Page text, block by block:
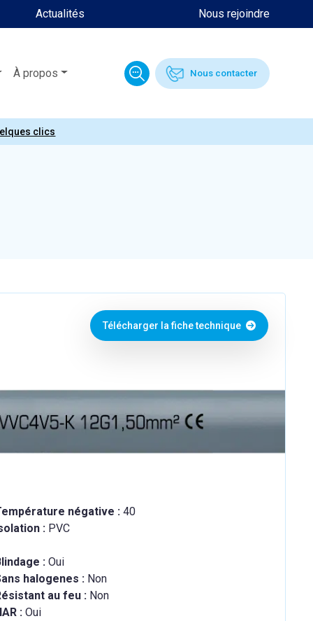
Nous rejoindre
Actualités
À propos Nous contacter
clics
Télécharger la fiche technique
négative :40
: PVC
:Oui
halogenes : Non
au feu : Non
:Oui